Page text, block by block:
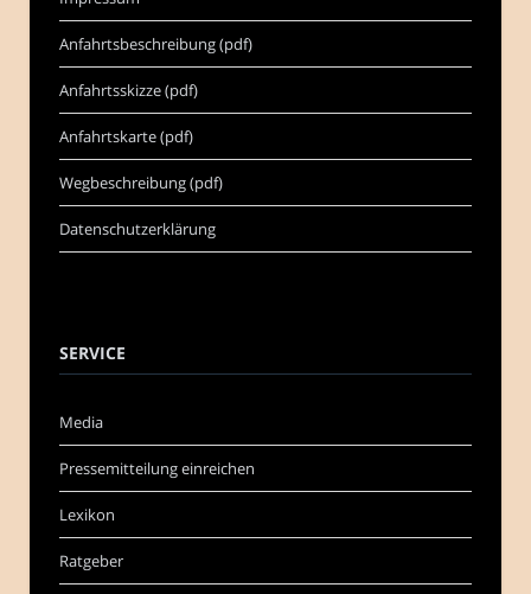
Anfahrtsbeschreibung (pdf)
Anfahrtsskizze (pdf)
Anfahrtskarte (pdf)
Wegbeschreibung (pdf)
Datenschutzerklärung
SERVICE
Media
Pressemitteilung einreichen
Lexikon
Ratgeber